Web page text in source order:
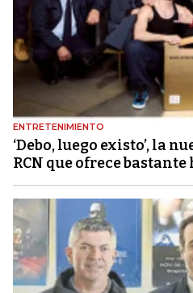
ENTRETENIMIENTO
‘Debo, luego existo’, la
RCN que ofrece